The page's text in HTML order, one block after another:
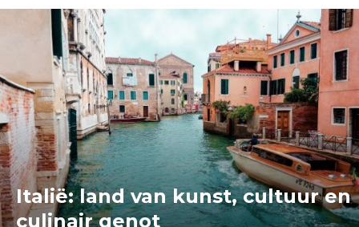
Italië: land van kunst, cultuur en
culinair genot